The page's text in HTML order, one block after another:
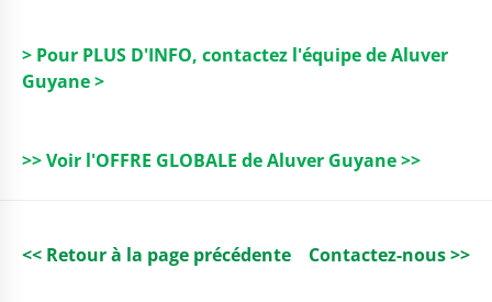
ai
l
c
o
it
r
k
n
a
p
> Pour PLUS D'INFO, contactez l'équipe de Aluver
Guyane >
>> Voir l'OFFRE GLOBALE de Aluver Guyane >>
<< Retour à la page précédente Contactez-nous >>